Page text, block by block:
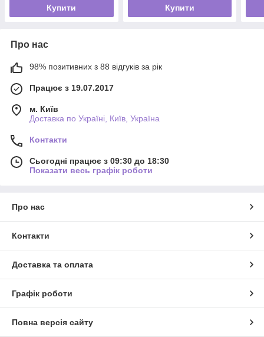
Купити Купити
Про нас
98% позитивних з 88 відгуків за рік
Працює з 19.07.2017
м. Київ
Доставка по Україні, Київ, Україна
Контакти
Сьогодні працює з 09:30 до 18:30
Показати весь графік роботи
Про нас
Контакти
Доставка та оплата
Графік роботи
Повна версія сайту